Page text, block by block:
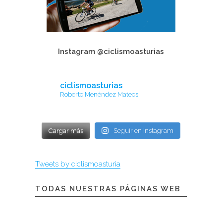
Instagram @ciclismoasturias
ciclismoasturias
Roberto Menéndez Mateos
Cargar más Seguir en Instagram
Tweets by ciclismoasturia
TODAS NUESTRAS PÁGINAS WEB